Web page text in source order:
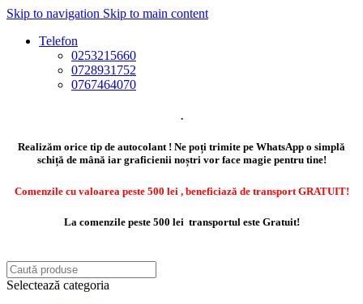
Skip to navigation Skip to main content
Telefon
0253215660
0728931752
0767464070
.
Realizăm orice tip de autocolant ! Ne poți trimite pe WhatsApp o simplă
schiță de mână iar graficienii noștri vor face magie pentru tine!
Comenzile cu valoarea peste 500 lei , beneficiază de transport GRATUIT!
La comenzile peste 500 lei transportul este Gratuit!
Selectează categoria